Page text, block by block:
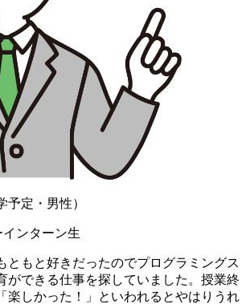
予定・男性）
ンターン生
ともと好きだったのでプログラミングス
ができる仕事を探していました。授業終
楽しかった！」といわれるとやはりうれ